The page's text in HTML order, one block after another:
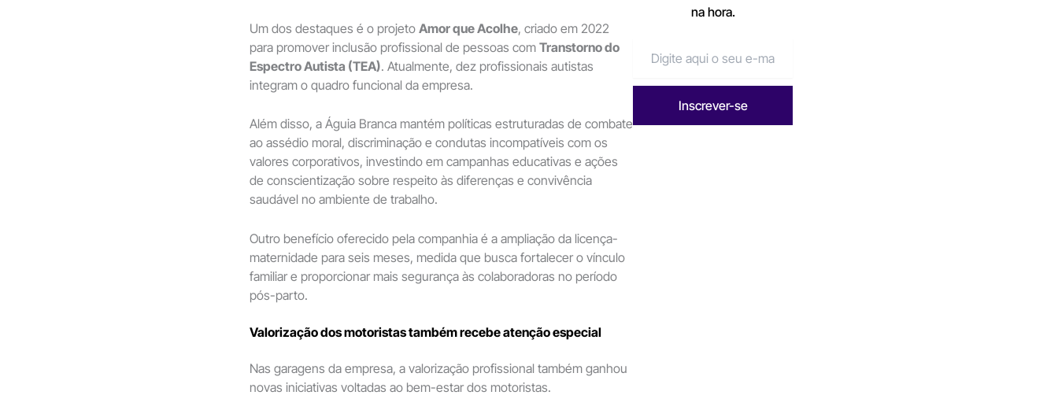
Um dos destaques é o projeto Amor que Acolhe, criado em 2022
para promover inclusão profissional de pessoas com Transtorno do
Espectro Autista (TEA). Atualmente, dez profissionais autistas
integram o quadro funcional da empresa.
Além disso, a Águia Branca mantém políticas estruturadas de combate
ao assédio moral, discriminação e condutas incompatíveis com os
valores corporativos, investindo em campanhas educativas e ações
de conscientização sobre respeito às diferenças e convivência
saudável no ambiente de trabalho.
Outro benefício oferecido pela companhia é a ampliação da licença-
maternidade para seis meses, medida que busca fortalecer o vínculo
familiar e proporcionar mais segurança às colaboradoras no período
pós-parto.
Valorização dos motoristas também recebe atenção especial
Nas garagens da empresa, a valorização profissional também ganhou
novas iniciativas voltadas ao bem-estar dos motoristas.
na hora.
Inscrever-se